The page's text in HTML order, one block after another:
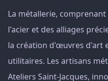
La métallerie,
l'acier et des alliages
la création d'œuvres d'art
utilitaires. Les artisans
Ateliers Saint-Jacques,